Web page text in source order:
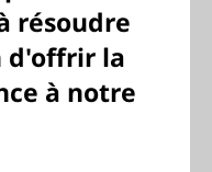
résoudre
d'offrir la
à notre